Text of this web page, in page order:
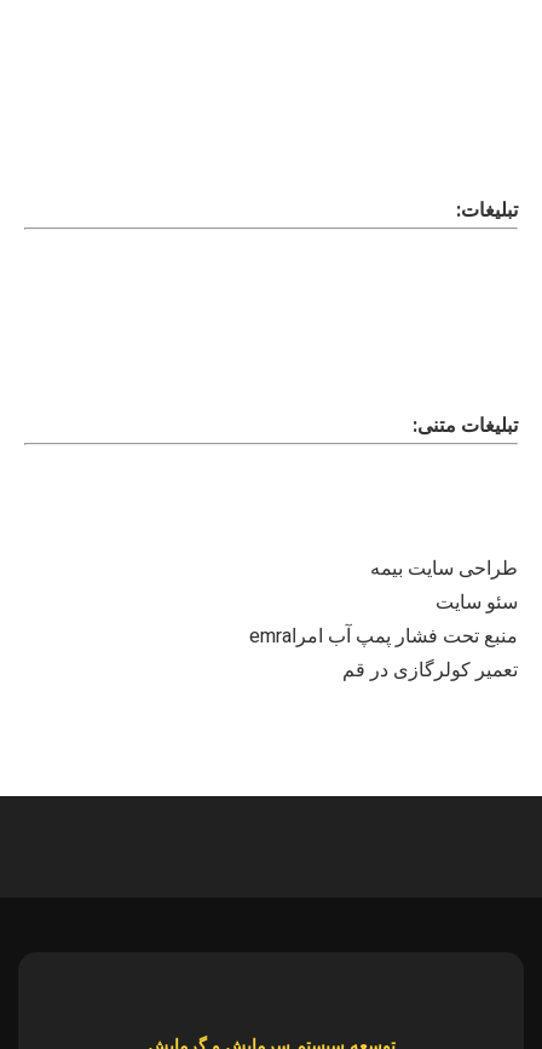
تبلیغات:
تبلیغات متنی:
طراحی سایت بیمه
سئو سایت
منبع تحت فشار پمپ آب امراemra
تعمیر کولرگازی در قم